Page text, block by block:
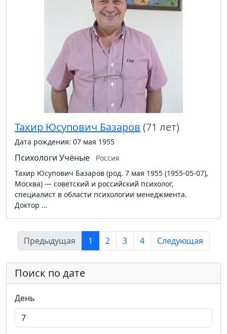
Тахир Юсупович Базаров (71 лет)
Дата рождения: 07 мая 1955
Психологи Учёные
Россия
Тахир Юсупович Базаров (род. 7 мая 1955 (1955-05-07),
Москва) — советский и российский психолог,
специалист в области психологии менеджмента.
Доктор …
Предыдущая 1 2 3 4 Следующая
Поиск по дате
День